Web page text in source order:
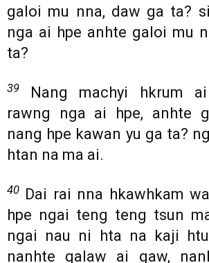
galoi mu nna, daw ga ta?
nga ai hpe anhte galoi mu
ta?
39
Nang machyi hkrum
rawng nga ai hpe, anhte
nang hpe kawan yu ga ta?
htan na ma ai.
40 Dai rai nna hkawhkam
hpe ngai teng teng tsun
ngai nau ni hta na kaji
nanhte galaw ai gaw,